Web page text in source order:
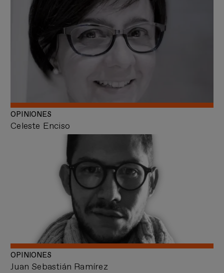
Celeste Enciso
OPINIONES
Juan Sebastián Ramírez
OPINIONES